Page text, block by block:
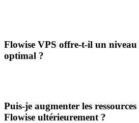
Flowise VPS offre-t-il un niveau
optimal ?
Puis-je augmenter les
Flowise ultérieurement ?